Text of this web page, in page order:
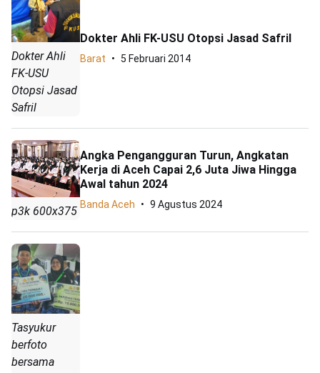
Dokter Ahli
FK-USU
Otopsi Jasad
Safril
Dokter Ahli FK-USU Otopsi Jasad Safril
Barat 5 Februari 2014
p3k 600x375
Angka Pengangguran Turun, Angkatan
Kerja di Aceh Capai 2,6 Juta Jiwa Hingga
Awal tahun 2024
Banda Aceh 9 Agustus 2024
Tasyukur
berfoto
bersama